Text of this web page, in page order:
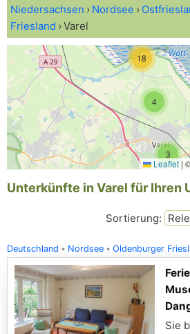
Niedersachsen
Nordsee
Friesland
Varel
3
4
18
Leaflet |
Unterkünfte in Varel für Ihren
Sortierung:
Deutschland Nordsee Oldenburger
Sie